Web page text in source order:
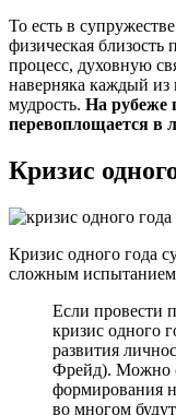
То есть в
физическая близость
процесс, духовную
наверняка каждый
мудрость. На рубеже
перевоплощается в
Кризис
Кризис одного года
сложным
Если провести
кризис одного
развития
Фрейд). Можно
формирования
во многом